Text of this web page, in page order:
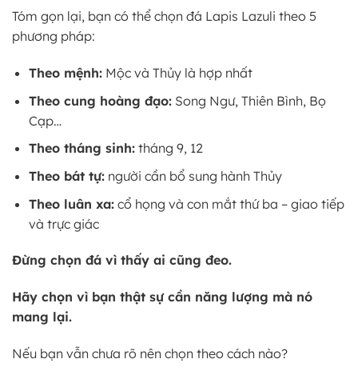
Tóm gọn lại, bạn có thể chọn đá Lapis Lazuli theo 5
phương pháp:
Theo mệnh:Mộc và Thủy là hợp nhất
Theo cung hoàng đạo:Song Ngư, Thiên Bình, Bọ
Cạp…
Theo tháng sinh:tháng 9, 12
Theo bát tự:người cần bổ sung hành Thủy
Theo luân xa:cổ họng và con mắt thứ ba – giao tiếp
và trực giác
Đừng chọn đá vì thấy ai cũng đeo.
Hãy chọn vì bạn thật sự cần năng lượng mà nó
mang lại.
Nếu bạn vẫn chưa rõ nên chọn theo cách nào?